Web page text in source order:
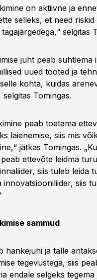
on aktiivne ja
selleks, et need
selgitas
juht peab suhtlema
uued tooted ja
kohta, kuidas
Tomingas.
peab toetama
laienemise, siis mis
jätkas Tomingas.
peab ettevõte leidma
siis tuleb leida
siis
sammud
hankejuhi ja talle
tegevustega, siis
endale selgeks